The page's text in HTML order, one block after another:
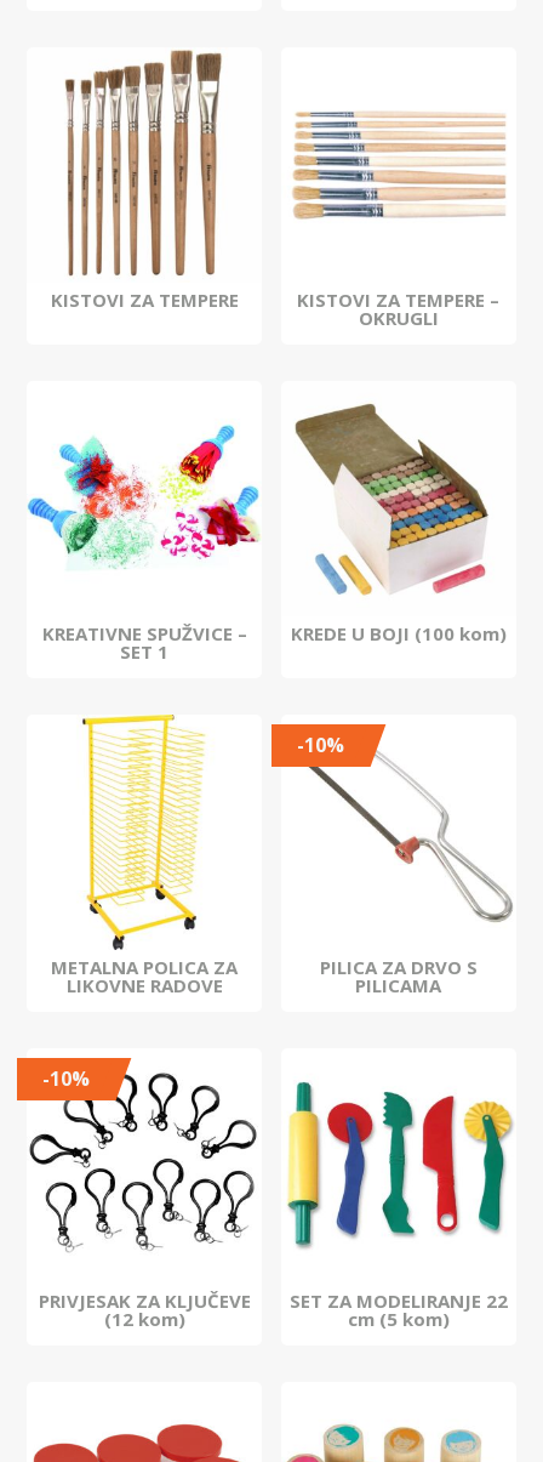
KISTOVI ZA TEMPERE KISTOVI ZA TEMPERE –
OKRUGLI
KREATIVNE SPUŽVICE –
SET 1
KREDE U BOJI (100 kom)
METALNA POLICA ZA
LIKOVNE RADOVE
-10%
PILICA ZA DRVO S
PILICAMA
-10%
PRIVJESAK ZA KLJUČEVE
(12 kom)
SET ZA MODELIRANJE 22
cm (5 kom)